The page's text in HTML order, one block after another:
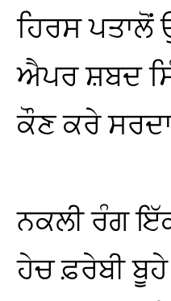
ਹਿਰਸ ਪਤਾਲੋਂ
ਐਪਰ ਸ਼ਬਦ
ਕੌਣ ਕਰੇ
ਨਕਲੀ ਰੰਗ
ਹੇਚ ਫ਼ਰੇਬੀ ਬੂਹੇ